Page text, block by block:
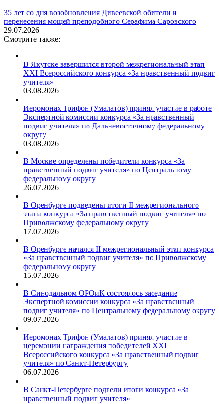
35 лет со дня возобновления Дивеевской обители и
перенесения мощей преподобного Серафима Саровского
29.07.2026
Смотрите также:
В Якутске завершился второй межрегиональный этап
XXI Всероссийского конкурса «За нравственный подвиг
учителя»
03.08.2026
Иеромонах Трифон (Умалатов) принял участие в работе
Экспертной комиссии конкурса «За нравственный
подвиг учителя» по Дальневосточному федеральному
округу
03.08.2026
В Москве определены победители конкурса «За
нравственный подвиг учителя» по Центральному
федеральному округу
26.07.2026
В Оренбурге подведены итоги II межрегионального
этапа конкурса «За нравственный подвиг учителя» по
Приволжскому федеральному округу
17.07.2026
В Оренбурге начался II межрегиональный этап конкурса
«За нравственный подвиг учителя» по Приволжскому
федеральному округу
15.07.2026
В Синодальном ОРОиК состоялось заседание
Экспертной комиссии конкурса «За нравственный
подвиг учителя» по Центральному федеральному округу
09.07.2026
Иеромонах Трифон (Умалатов) принял участие в
церемонии награждения победителей XXI
Всероссийского конкурса «За нравственный подвиг
учителя» по Санкт-Петербургу
06.07.2026
В Санкт-Петербурге подвели итоги конкурса «За
нравственный подвиг учителя»